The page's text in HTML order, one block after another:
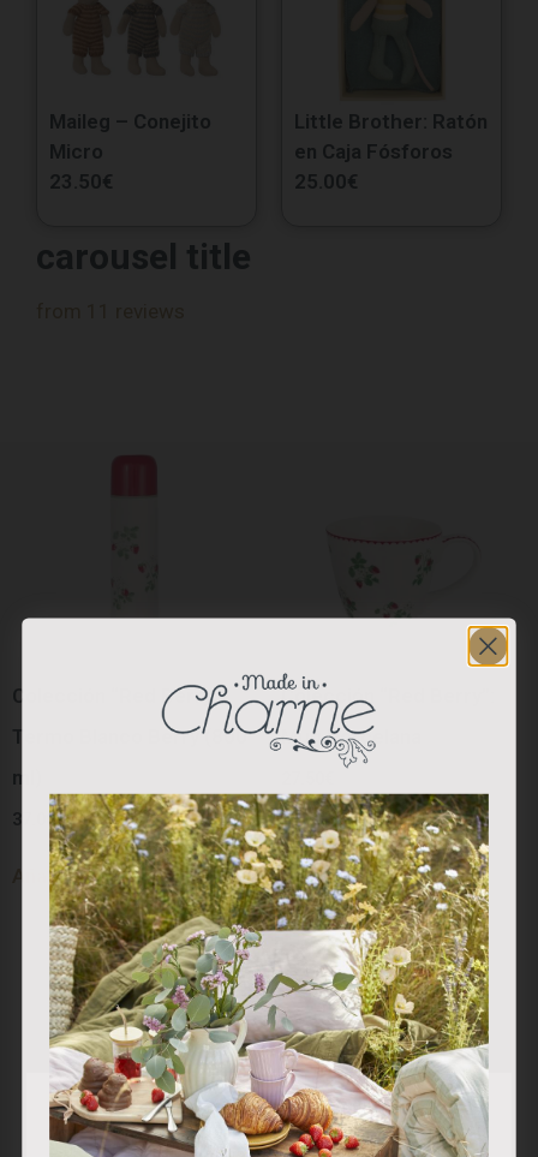
Maileg – Conejito
Micro
23.50€
Little Brother: Ratón
en Caja Fósforos
25.00€
carousel title
Colección “Red Berry”:
Termo Blanco Berry (800
ml)
37.00€
Añadir al carrito
Colección “Red Berry”:
Mug Porcelana
Añadir al carrito
Utilizamos cookies propias y de terceros para analizar
nuestros servicios y mostrarle publicidad relacionada con
sus preferencias en base a un perfil elaborado a partir de